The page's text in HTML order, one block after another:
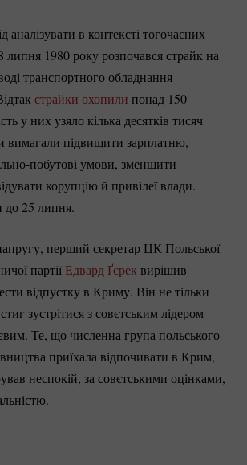
аналізувати в контексті тогочасних
липня 1980 року розпочався страйк на
транспортного обладнання
страйки охопили понад 150
у них узяло кілька десятків тисяч
вимагали підвищити зарплатню,
побутовіумови, зменшити
корупцію й привілеї влади.
до 25 липня.
перший секретар ЦК Польської
партії Едвард Ґєреквирішив
відпустку в Криму. Він не тільки
зустрітися з совєтським лідером
Те, що численна група польського
приїхала відпочивати в Крим,
неспокій, за совєтськими оцінками,